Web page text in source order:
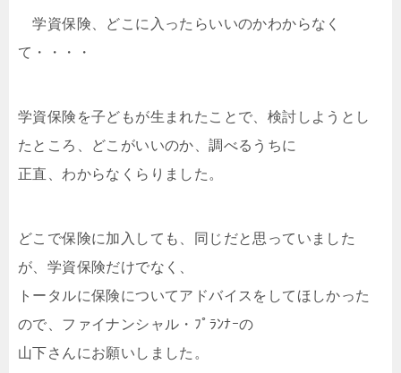
学資保険、どこに入ったらいいのかわからなく
て・・・・
学資保険を子どもが生まれたことで、検討しようとし
たところ、どこがいいのか、調べるうちに
正直、わからなくらりました。
どこで保険に加入しても、同じだと思っていました
が、学資保険だけでなく、
トータルに保険についてアドバイスをしてほしかった
ので、ファイナンシャル・ﾌﾟﾗﾝﾅｰの
山下さんにお願いしました。